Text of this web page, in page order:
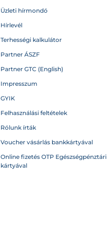
Üzleti hírmondó
Hírlevél
Terhességi kalkulátor
Partner ÁSZF
Partner GTC (English)
Impresszum
GYIK
Felhasználási feltételek
Rólunk írták
Voucher vásárlás bankkártyával
Online fizetés OTP Egészségpénztári
kártyával